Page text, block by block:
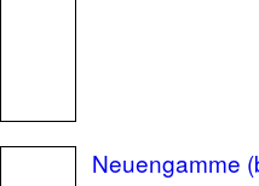
Neuengamme